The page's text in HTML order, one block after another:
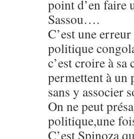
point d’en faire
Sassou….
C’est une
politique
c’est croire à
permettent à un
sans y associer
On ne peut
politique,une
C’est Spinoza